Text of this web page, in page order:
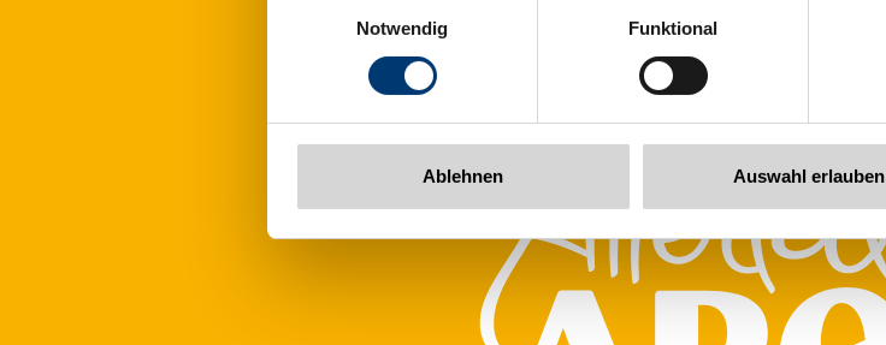
Rohr 23// A-6280 Zell am Ziller
www.zillertalarena.com
Notwendig
Funktional
Ablehnen Auswahl erlauben